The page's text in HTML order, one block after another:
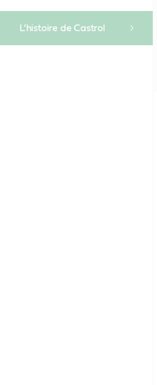
L’histoire de Castrol